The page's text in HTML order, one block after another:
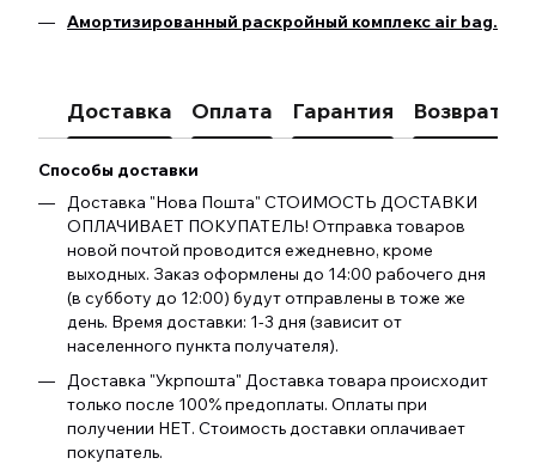
Амортизированный раскройный комплекс air bag.
Доставка Оплата Гарантия Возврат
Способы доставки
Доставка "Нова Пошта" СТОИМОСТЬ ДОСТАВКИ
ОПЛАЧИВАЕТ ПОКУПАТЕЛЬ! Отправка товаров
новой почтой проводится ежедневно, кроме
выходных. Заказ оформлены до 14:00 рабочего дня
(в субботу до 12:00) будут отправлены в тоже же
день. Время доставки: 1-3 дня (зависит от
населенного пункта получателя).
Доставка "Укрпошта" Доставка товара происходит
только после 100% предоплаты. Оплаты при
получении НЕТ. Стоимость доставки оплачивает
покупатель.